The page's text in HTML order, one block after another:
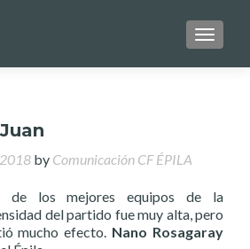
by Comunicación CF ÉPILA
de los mejores equipos de la
del partido fue muy alta, pero
mucho efecto. Nano Rosagaray